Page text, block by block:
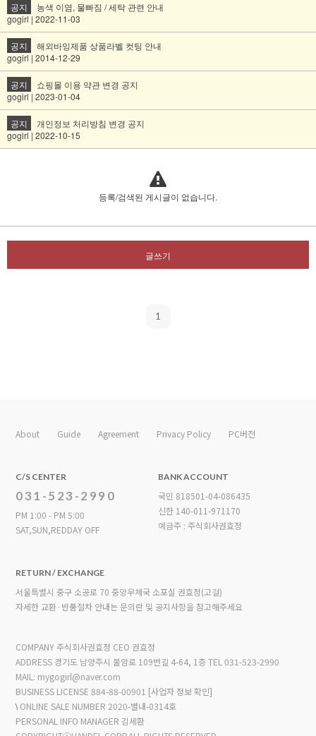
공지
농색 이염, 물빠짐 / 세탁 관련 안내
gogirl | 2022-11-03
공지
해외바잉제품 상품라벨 컷팅 안내
gogirl | 2014-12-29
공지
쇼핑몰 이용 약관 변경 공지
gogirl | 2023-01-04
공지
개인정보 처리방침 변경 공지
gogirl | 2022-10-15
등록/검색된 게시글이 없습니다.
글쓰기
1
About Guide Agreement Privacy Policy PC버전
C/S CENTER
031-523-2990
PM 1:00 - PM 5:00
SAT,SUN,REDDAY OFF
BANK ACCOUNT
국민 818501-04-086435
신한 140-011-971170
예금주 : 주식회사권효정
RETURN / EXCHANGE
서울특별시 중구 소공로 70 중앙우체국 소포실 권효정(고걸)
자세한 교환·반품절차 안내는 문의란 및 공지사항을 참고해주세요
COMPANY 주식회사권효정 CEO 권효정
ADDRESS 경기도 남양주시 불암로 109번길 4-64, 1층TEL 031-523-2990
MAIL: mygogirl@naver.com
BUSINESS LICENSE 884-88-00901 [사업자 정보 확인]
\ ONLINE SALE NUMBER 2020-별내-0314호
PERSONAL INFO MANAGER 김세환